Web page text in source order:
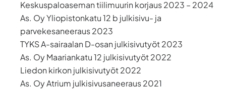
Keskuspaloaseman tiilimuurin korjaus 2023 – 2024
As. Oy Yliopistonkatu 12 b julkisivu- ja
parvekesaneeraus 2023
TYKS A-sairaalan D-osan julkisivutyöt 2023
As. Oy Maariankatu 12 julkisivutyöt 2022
Liedon kirkon julkisivutyöt 2022
As. Oy Atrium julkisivusaneeraus 2021